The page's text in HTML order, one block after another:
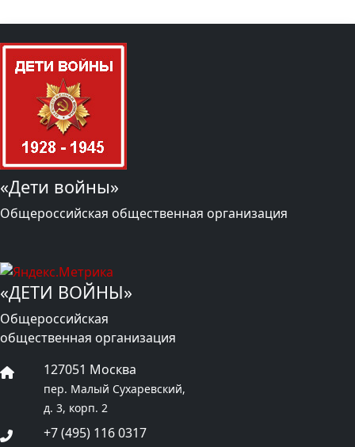
«Дети войны»
Общероссийская общественная организация
«ДЕТИ ВОЙНЫ»
Общероссийская
общественная организация
127051 Москва
пер. Малый Сухаревский,
д. 3, корп. 2
+7 (495) 116 0317